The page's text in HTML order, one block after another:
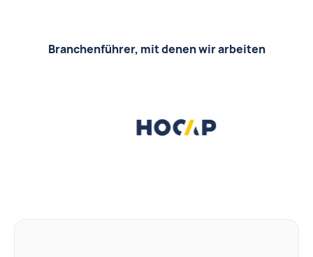
Branchenführer, mit denen wir arbeiten